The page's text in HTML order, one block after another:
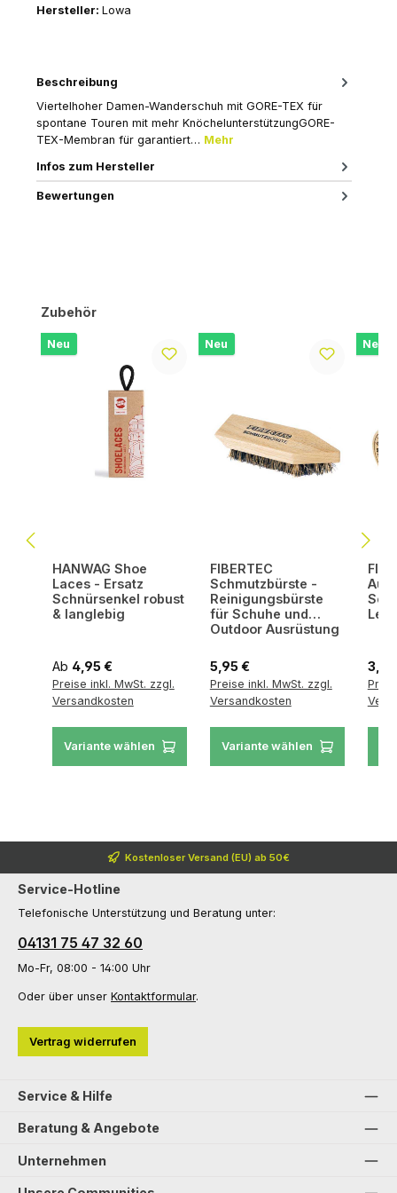
Hersteller: Lowa
Beschreibung
Viertelhoher Damen-Wanderschuh mit GORE-TEX für
spontane Touren mit mehr KnöchelunterstützungGORE-
TEX-Membran für garantiert… Mehr
Infos zum Hersteller
Bewertungen
Produktgalerie überspringen
Zubehör
Neu
HANWAG Shoe
Laces - Ersatz
Schnürsenkel robust
& langlebig
Regulärer Preis:
Ab 4,95 €
Preise inkl. MwSt. zzgl.
Versandkosten
Variante wählen
Neu
FIBERTEC
Schmutzbürste -
Reinigungsbürste
für Schuhe und
Outdoor Ausrüstung
Regulärer Preis:
5,95 €
Preise inkl. MwSt. zzgl.
Versandkosten
Variante wählen
Neu
Kostenloser Versand (EU) ab 50€
Service-Hotline
Telefonische Unterstützung und Beratung unter:
04131 75 47 32 60
Mo-Fr, 08:00 - 14:00 Uhr
Oder über unser Kontaktformular.
Vertrag widerrufen
Service & Hilfe
Beratung & Angebote
Unternehmen